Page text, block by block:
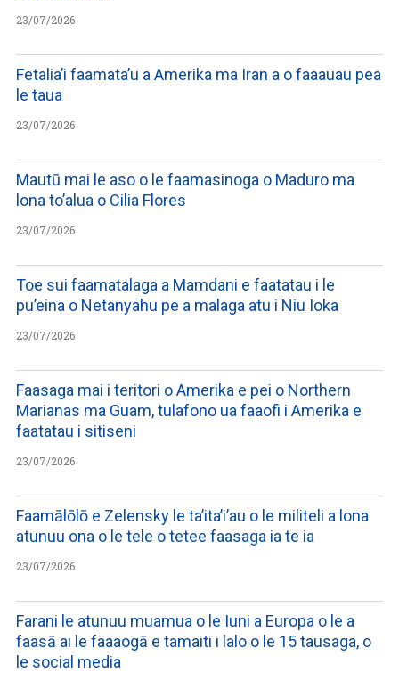
23/07/2026
Fetalia’i faamata’u a Amerika ma Iran a o faaauau pea
le taua
23/07/2026
Mautū mai le aso o le faamasinoga o Maduro ma
lona to’alua o Cilia Flores
23/07/2026
Toe sui faamatalaga a Mamdani e faatatau i le
pu’eina o Netanyahu pe a malaga atu i Niu Ioka
23/07/2026
Faasaga mai i teritori o Amerika e pei o Northern
Marianas ma Guam, tulafono ua faaofi i Amerika e
faatatau i sitiseni
23/07/2026
Faamālōlō e Zelensky le ta’ita’i’au o le militeli a lona
atunuu ona o le tele o tetee faasaga ia te ia
23/07/2026
Farani le atunuu muamua o le Iuni a Europa o le a
faasā ai le faaaogā e tamaiti i lalo o le 15 tausaga, o
le social media